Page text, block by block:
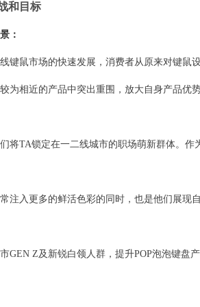
和目标
：
键鼠市场的快速发展，消费者从原来对键鼠
为相近的产品中突出重围，放大自身产品优
将TA锁定在一二线城市的职场萌新群体。
常注入更多的鲜活色彩的同时，也是他们展现
GEN Z及新锐白领人群，提升POP泡泡键盘